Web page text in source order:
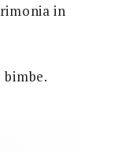
in